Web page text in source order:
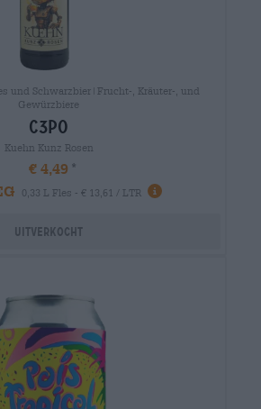
und Schwarzbier|Frucht-, Kräuter-, und
Gewürzbiere
c3po
Kuehn Kunz Rosen
€ 4,49
0,33 L Fles - € 13,61 / LTR
Uitverkocht